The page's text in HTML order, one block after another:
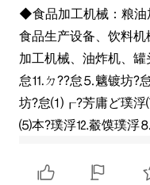
◆食品加工机械：粮
食品生产设备、饮料
加工机械、油炸机、
怠⒒ㄉ??怠⒌魑镀坊?
坊?怠⑴┎?芳庸ど璞
⑸本?璞浮⒓觳馍璞浮